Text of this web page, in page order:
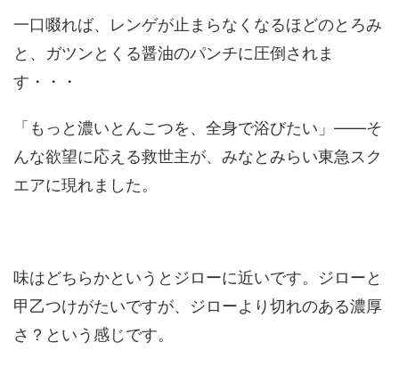
一口啜れば、レンゲが止まらなくなるほどのとろみ
と、ガツンとくる醤油のパンチに圧倒されま
す・・・
「もっと濃いとんこつを、全身で浴びたい」——そ
んな欲望に応える救世主が、みなとみらい東急スク
エアに現れました。
味はどちらかというとジローに近いです。ジローと
甲乙つけがたいですが、ジローより切れのある濃厚
さ？という感じです。